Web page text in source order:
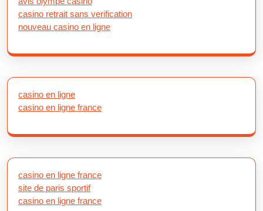
casino retrait sans verification
nouveau casino en ligne
casino en ligne
casino en ligne france
casino en ligne france
site de paris sportif
casino en ligne france